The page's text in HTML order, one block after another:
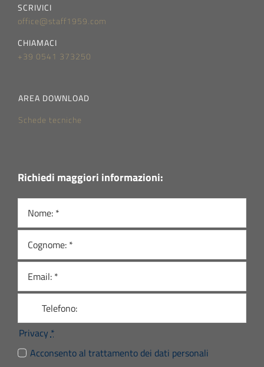
SCRIVICI
office@staff1959.com
CHIAMACI
+39 0541 373250
AREA DOWNLOAD
Schede tecniche
Richiedi maggiori informazioni:
Privacy *
Acconsento al trattamento dei dati personali